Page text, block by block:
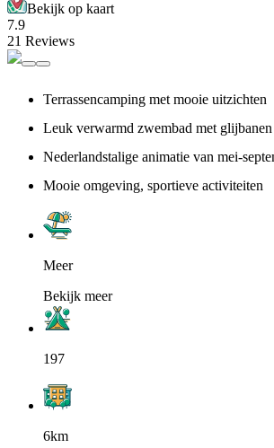
Bekijk op kaart
7.9
21 Reviews
Terrassencamping met mooie uitzichten
Leuk verwarmd zwembad met glijbanen
Nederlandstalige animatie van mei-
Mooie omgeving, sportieve activiteiten
Meer
Bekijk meer
197
6km